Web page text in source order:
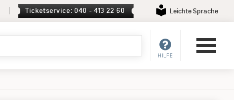
Ticketservice: 040 - 413 22 60 Leichte Sprache
HILFE